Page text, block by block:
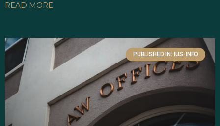
READ MORE
PUBLISHED IN: IUS-INFO